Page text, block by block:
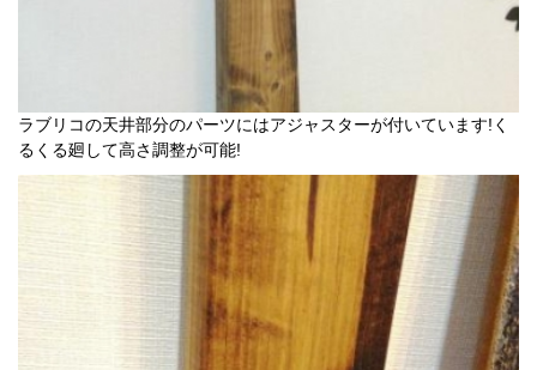
ラブリコの天井部分のパーツにはアジャスターが付いています!く
るくる廻して高さ調整が可能!